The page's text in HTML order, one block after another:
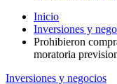
Inicio
Inversiones y
Prohibieron
moratoria
Inversiones y negocios